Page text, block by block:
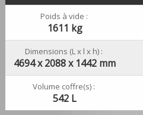
Poids à vide :
1611 kg
Dimensions (L x l x h) :
4694 x 2088 x 1442 mm
Volume coffre(s) :
542 L